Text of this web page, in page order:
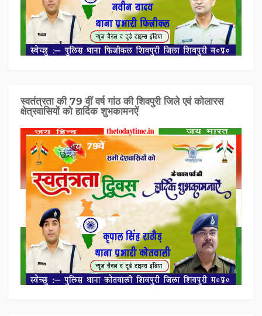
स्वतंत्रता की 79 वीं वर्ष गांठ की शिवपुरी जिले एवं कोलारस
क्षेत्रवासियों को हार्दिक शुभकामनऐं